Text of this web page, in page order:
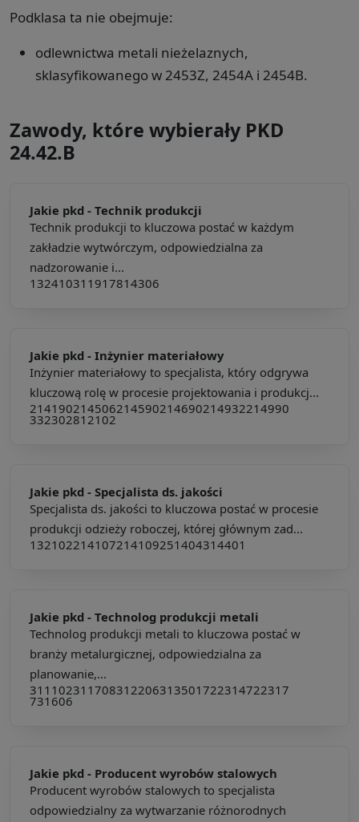
Podklasa ta nie obejmuje:
odlewnictwa metali nieżelaznych,
sklasyfikowanego w 2453Z, 2454A i 2454B.
Zawody, które wybierały PKD
24.42.B
Jakie pkd - Technik produkcji
Technik produkcji to kluczowa postać w każdym
zakładzie wytwórczym, odpowiedzialna za
nadzorowanie i...
132410311917814306
Jakie pkd - Inżynier materiałowy
Inżynier materiałowy to specjalista, który odgrywa
kluczową rolę w procesie projektowania i produkcj...
214190214506214590214690214932214990
332302812102
Jakie pkd - Specjalista ds. jakości
Specjalista ds. jakości to kluczowa postać w procesie
produkcji odzieży roboczej, której głównym zad...
132102214107214109251404314401
Jakie pkd - Technolog produkcji metali
Technolog produkcji metali to kluczowa postać w
branży metalurgicznej, odpowiedzialna za
planowanie,...
311102311708312206313501722314722317
731606
Jakie pkd - Producent wyrobów stalowych
Producent wyrobów stalowych to specjalista
odpowiedzialny za wytwarzanie różnorodnych